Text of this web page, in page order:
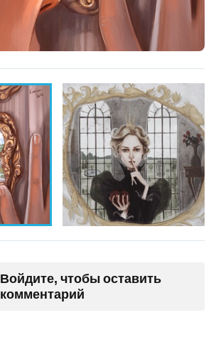
Войдите, чтобы оставить
комментарий